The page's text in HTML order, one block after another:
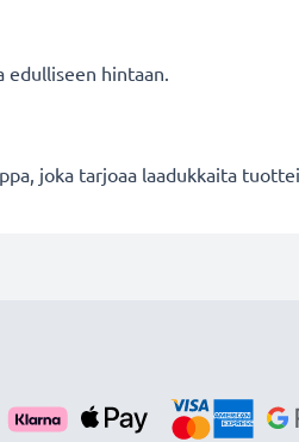
edulliseen hintaan.
joka tarjoaa laadukkaita